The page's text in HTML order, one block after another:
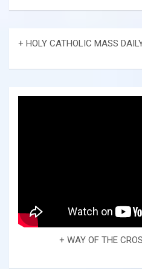
+ HOLY CATHOLIC MASS
+ WAY OF THE